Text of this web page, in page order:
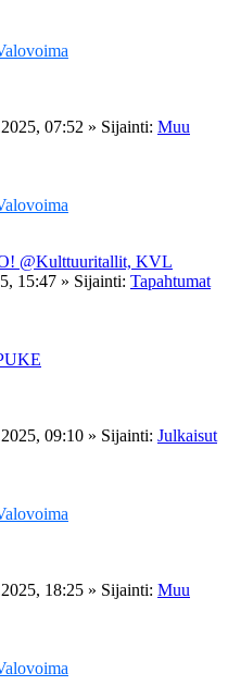
07:52 » Sijainti: Muu
@Kulttuuritallit, KVL
15:47 » Sijainti: Tapahtumat
09:10 » Sijainti: Julkaisut
18:25 » Sijainti: Muu